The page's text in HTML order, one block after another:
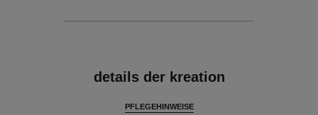
details der kreation
PFLEGEHINWEISE